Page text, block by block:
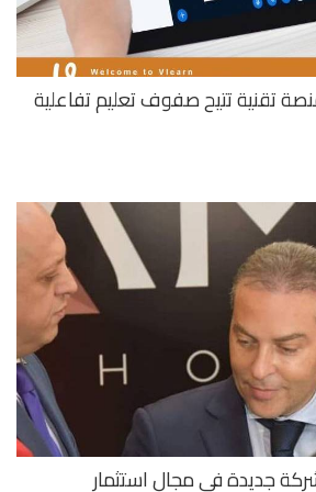
تتيح صفوف تعليم تفاعلية
في مجال استثمار